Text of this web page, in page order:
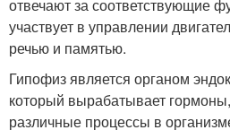
отвечают за соответствующие
участвует в управлении
речью и памятью.
Гипофиз является органом
который вырабатывает
различные процессы в